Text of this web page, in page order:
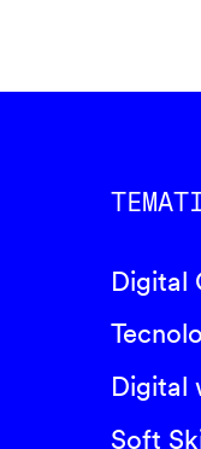
Digital
Digital
Soft